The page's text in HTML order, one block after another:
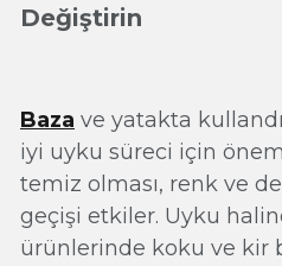
Değiştirin
Baza ve yatakta
iyi uyku süreci için
temiz olması, renk ve
geçişi etkiler. Uyku
ürünlerinde koku ve kir